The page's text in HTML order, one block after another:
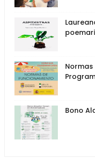
Bono